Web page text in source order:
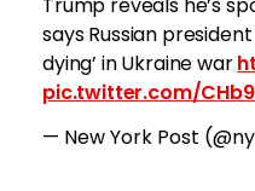
says Russian
dying’ in Ukraine war
pic.twitter.com/
— New York Post